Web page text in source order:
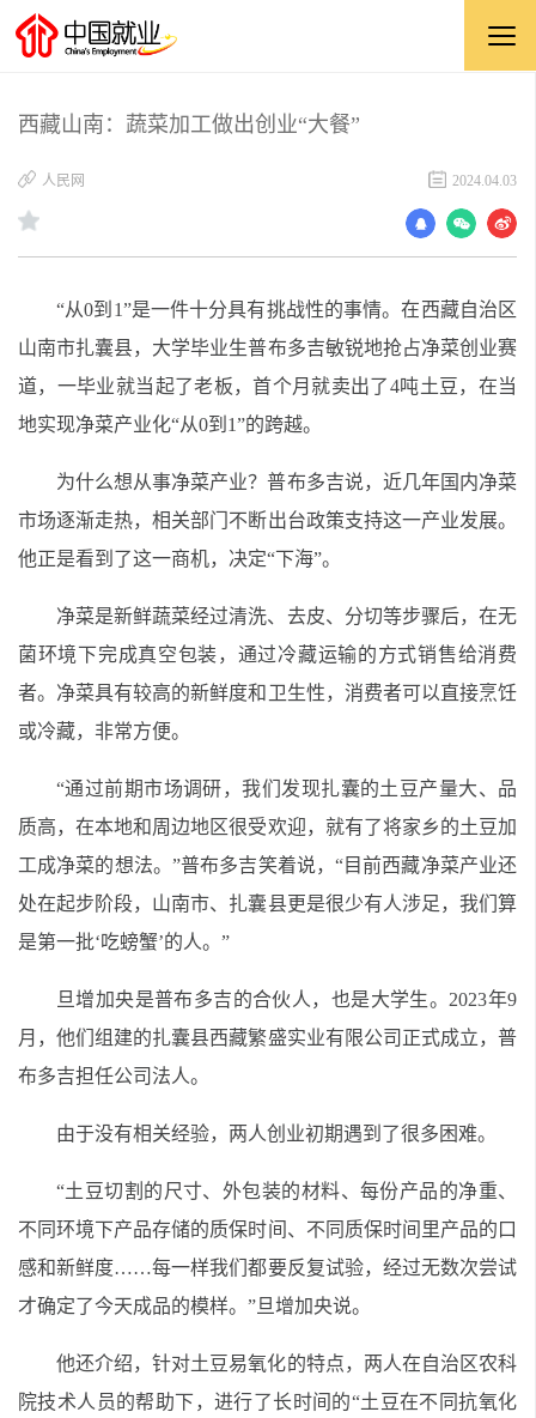
西藏山南：蔬菜加工做出创业“大餐”
人民网 2024.04.03
“从0到1”是一件十分具有挑战性的事情。在西藏自治区
山南市扎囊县，大学毕业生普布多吉敏锐地抢占净菜创业赛
道，一毕业就当起了老板，首个月就卖出了4吨土豆，在当
地实现净菜产业化“从0到1”的跨越。
为什么想从事净菜产业？普布多吉说，近几年国内净菜
市场逐渐走热，相关部门不断出台政策支持这一产业发展。
他正是看到了这一商机，决定“下海”。
净菜是新鲜蔬菜经过清洗、去皮、分切等步骤后，在无
菌环境下完成真空包装，通过冷藏运输的方式销售给消费
者。净菜具有较高的新鲜度和卫生性，消费者可以直接烹饪
或冷藏，非常方便。
“通过前期市场调研，我们发现扎囊的土豆产量大、品
质高，在本地和周边地区很受欢迎，就有了将家乡的土豆加
工成净菜的想法。”普布多吉笑着说，“目前西藏净菜产业还
处在起步阶段，山南市、扎囊县更是很少有人涉足，我们算
是第一批‘吃螃蟹’的人。”
旦增加央是普布多吉的合伙人，也是大学生。2023年9
月，他们组建的扎囊县西藏繁盛实业有限公司正式成立，普
布多吉担任公司法人。
由于没有相关经验，两人创业初期遇到了很多困难。
“土豆切割的尺寸、外包装的材料、每份产品的净重、
不同环境下产品存储的质保时间、不同质保时间里产品的口
感和新鲜度……每一样我们都要反复试验，经过无数次尝试
才确定了今天成品的模样。”旦增加央说。
他还介绍，针对土豆易氧化的特点，两人在自治区农科
院技术人员的帮助下，进行了长时间的“土豆在不同抗氧化